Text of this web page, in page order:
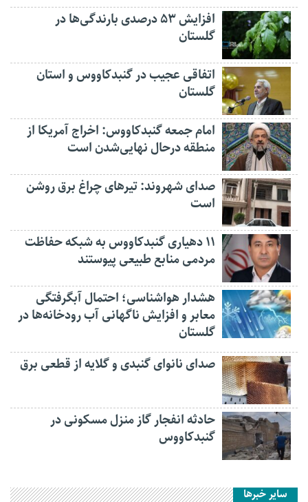
افزایش ۵۳ درصدی بارندگی‌ها در
گلستان
اتفاقی عجیب در‌ گنبدکاووس و استان
گلستان
امام جمعه گنبدکاووس: اخراج آمریکا از
منطقه درحال نهایی‌شدن است
صدای شهروند: تیرهای چراغ برق روشن
است
۱۱ دهیاری گنبدکاووس به شبکه حفاظت
مردمی منابع طبیعی پیوستند
هشدار هواشناسی؛ احتمال آبگرفتگی
معابر و افزایش ناگهانی آب رودخانه‌ها در
گلستان
صدای نانوای گنبدی و گلایه از قطعی برق
حادثه انفجار گاز منزل مسکونی در
گنبدکاووس
سایر خبرها